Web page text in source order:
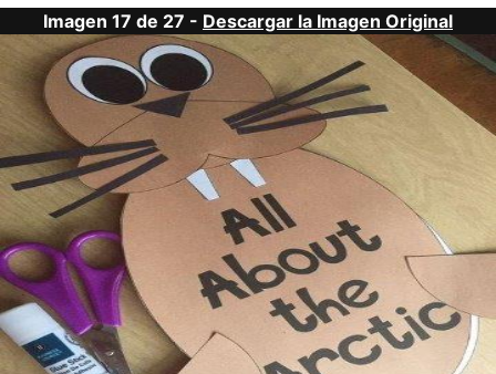
Imagen 17 de 27 - Descargar la Imagen Original